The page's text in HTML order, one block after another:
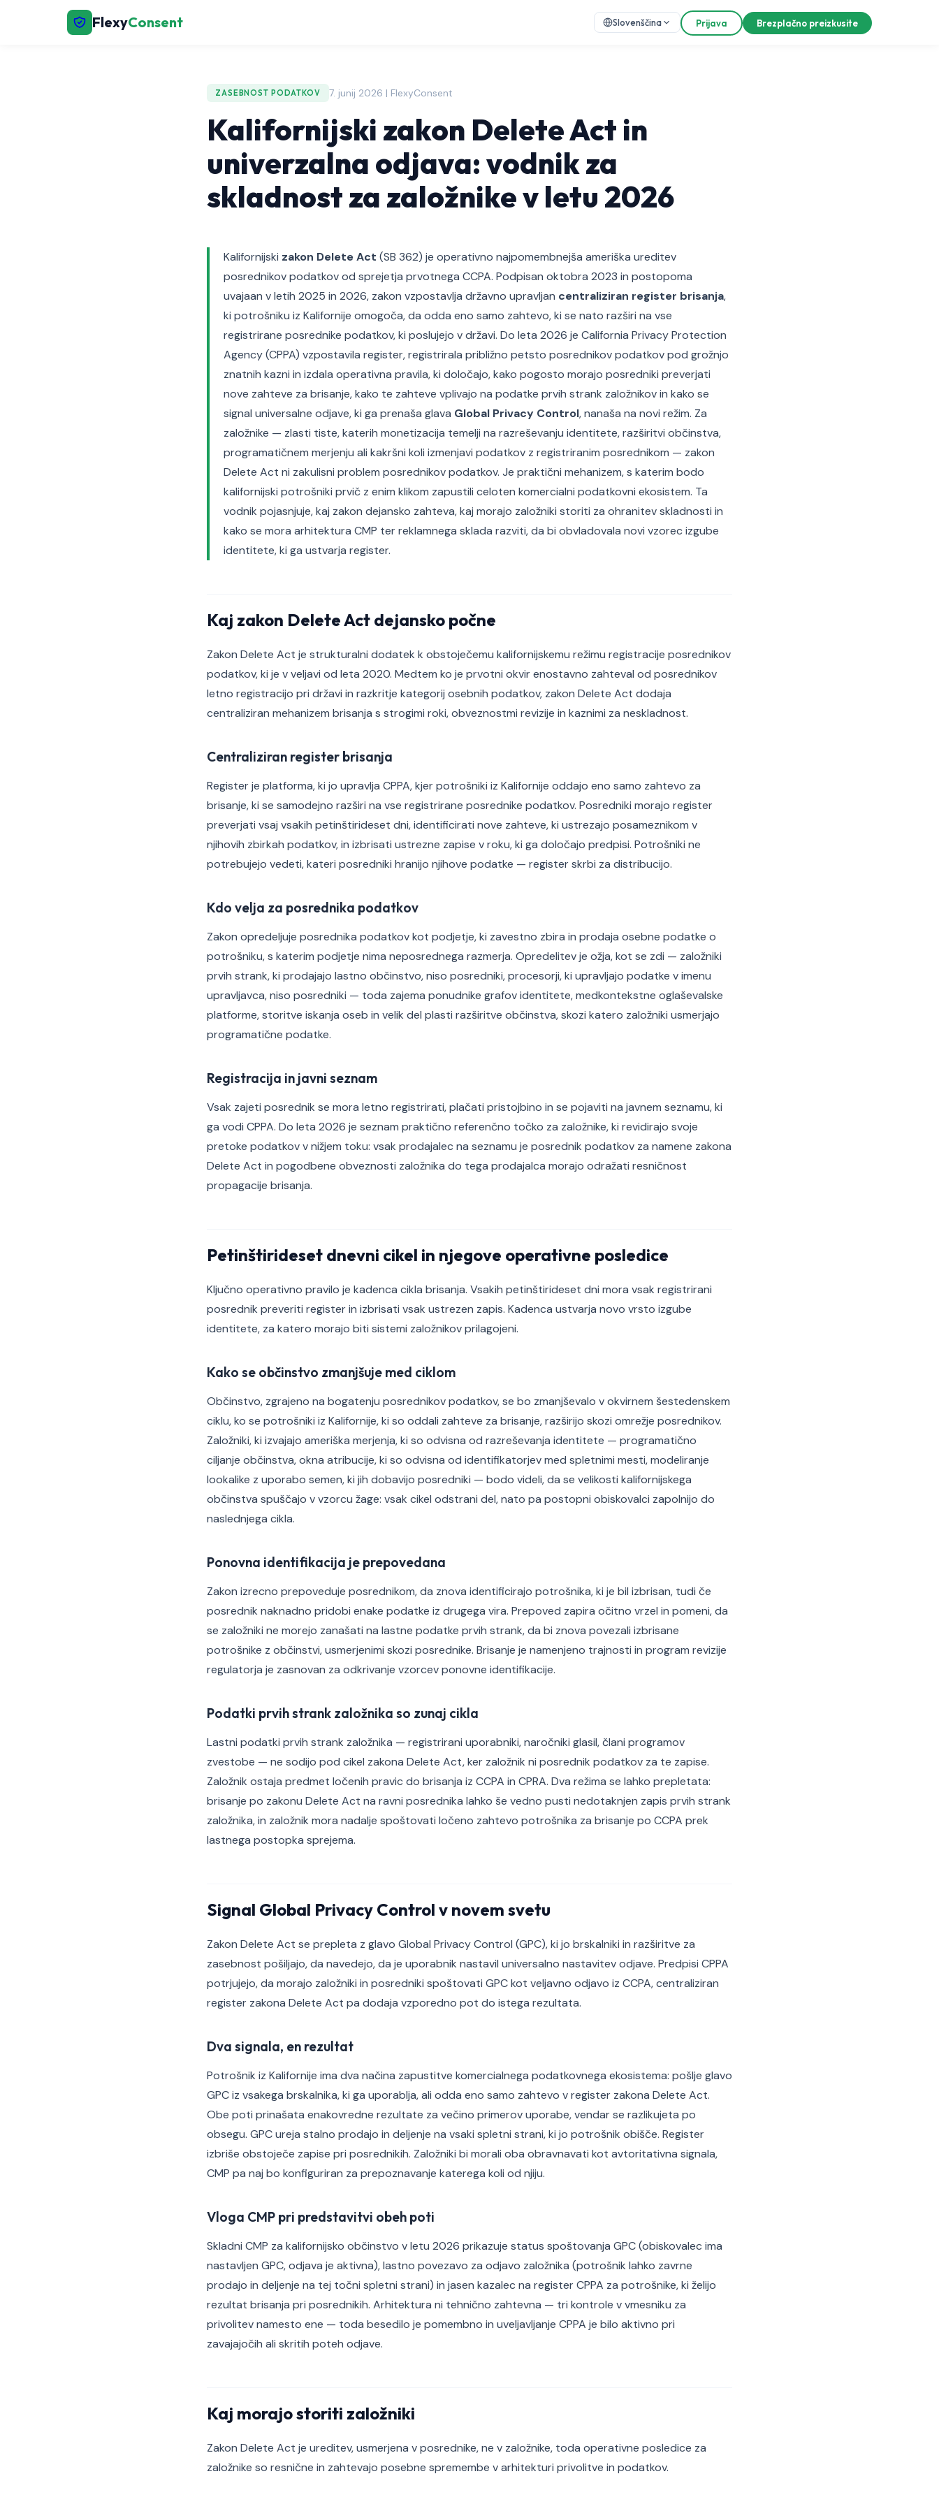
FlexyConsent Slovenščina Prijava Brezplačno preizkusite
ZASEBNOST PODATKOV 7. junij 2026 | FlexyConsent
Kalifornijski zakon Delete Act in
univerzalna odjava: vodnik za
skladnost za založnike v letu 2026
Kalifornijski zakon Delete Act (SB 362) je operativno najpomembnejša ameriška ureditev
posrednikov podatkov od sprejetja prvotnega CCPA. Podpisan oktobra 2023 in postopoma
uvajaan v letih 2025 in 2026, zakon vzpostavlja državno upravljan centraliziran register brisanja,
ki potrošniku iz Kalifornije omogoča, da odda eno samo zahtevo, ki se nato razširi na vse
registrirane posrednike podatkov, ki poslujejo v državi. Do leta 2026 je California Privacy Protection
Agency (CPPA) vzpostavila register, registrirala približno petsto posrednikov podatkov pod grožnjo
znatnih kazni in izdala operativna pravila, ki določajo, kako pogosto morajo posredniki preverjati
nove zahteve za brisanje, kako te zahteve vplivajo na podatke prvih strank založnikov in kako se
signal universalne odjave, ki ga prenaša glava Global Privacy Control, nanaša na novi režim. Za
založnike — zlasti tiste, katerih monetizacija temelji na razreševanju identitete, razširitvi občinstva,
programatičnem merjenju ali kakršni koli izmenjavi podatkov z registriranim posrednikom — zakon
Delete Act ni zakulisni problem posrednikov podatkov. Je praktični mehanizem, s katerim bodo
kalifornijski potrošniki prvič z enim klikom zapustili celoten komercialni podatkovni ekosistem. Ta
vodnik pojasnjuje, kaj zakon dejansko zahteva, kaj morajo založniki storiti za ohranitev skladnosti in
kako se mora arhitektura CMP ter reklamnega sklada razviti, da bi obvladovala novi vzorec izgube
identitete, ki ga ustvarja register.
Kaj zakon Delete Act dejansko počne
Zakon Delete Act je strukturalni dodatek k obstoječemu kalifornijskemu režimu registracije posrednikov
podatkov, ki je v veljavi od leta 2020. Medtem ko je prvotni okvir enostavno zahteval od posrednikov
letno registracijo pri državi in razkritje kategorij osebnih podatkov, zakon Delete Act dodaja
centraliziran mehanizem brisanja s strogimi roki, obveznostmi revizije in kaznimi za neskladnost.
Centraliziran register brisanja
Register je platforma, ki jo upravlja CPPA, kjer potrošniki iz Kalifornije oddajo eno samo zahtevo za
brisanje, ki se samodejno razširi na vse registrirane posrednike podatkov. Posredniki morajo register
preverjati vsaj vsakih petinštirideset dni, identificirati nove zahteve, ki ustrezajo posameznikom v
njihovih zbirkah podatkov, in izbrisati ustrezne zapise v roku, ki ga določajo predpisi. Potrošniki ne
potrebujejo vedeti, kateri posredniki hranijo njihove podatke — register skrbi za distribucijo.
Kdo velja za posrednika podatkov
Zakon opredeljuje posrednika podatkov kot podjetje, ki zavestno zbira in prodaja osebne podatke o
potrošniku, s katerim podjetje nima neposrednega razmerja. Opredelitev je ožja, kot se zdi — založniki
prvih strank, ki prodajajo lastno občinstvo, niso posredniki, procesorji, ki upravljajo podatke v imenu
upravljavca, niso posredniki — toda zajema ponudnike grafov identitete, medkontekstne oglaševalske
platforme, storitve iskanja oseb in velik del plasti razširitve občinstva, skozi katero založniki usmerjajo
programatične podatke.
Registracija in javni seznam
Vsak zajeti posrednik se mora letno registrirati, plačati pristojbino in se pojaviti na javnem seznamu, ki
ga vodi CPPA. Do leta 2026 je seznam praktično referenčno točko za založnike, ki revidirajo svoje
pretoke podatkov v nižjem toku: vsak prodajalec na seznamu je posrednik podatkov za namene zakona
Delete Act in pogodbene obveznosti založnika do tega prodajalca morajo odražati resničnost
propagacije brisanja.
Petinštirideset dnevni cikel in njegove operativne posledice
Ključno operativno pravilo je kadenca cikla brisanja. Vsakih petinštirideset dni mora vsak registrirani
posrednik preveriti register in izbrisati vsak ustrezen zapis. Kadenca ustvarja novo vrsto izgube
identitete, za katero morajo biti sistemi založnikov prilagojeni.
Kako se občinstvo zmanjšuje med ciklom
Občinstvo, zgrajeno na bogatenju posrednikov podatkov, se bo zmanjševalo v okvirnem šestedenskem
ciklu, ko se potrošniki iz Kalifornije, ki so oddali zahteve za brisanje, razširijo skozi omrežje posrednikov.
Založniki, ki izvajajo ameriška merjenja, ki so odvisna od razreševanja identitete — programatično
ciljanje občinstva, okna atribucije, ki so odvisna od identifikatorjev med spletnimi mesti, modeliranje
lookalike z uporabo semen, ki jih dobavijo posredniki — bodo videli, da se velikosti kalifornijskega
občinstva spuščajo v vzorcu žage: vsak cikel odstrani del, nato pa postopni obiskovalci zapolnijo do
naslednjega cikla.
Ponovna identifikacija je prepovedana
Zakon izrecno prepoveduje posrednikom, da znova identificirajo potrošnika, ki je bil izbrisan, tudi če
posrednik naknadno pridobi enake podatke iz drugega vira. Prepoved zapira očitno vrzel in pomeni, da
se založniki ne morejo zanašati na lastne podatke prvih strank, da bi znova povezali izbrisane
potrošnike z občinstvi, usmerjenimi skozi posrednike. Brisanje je namenjeno trajnosti in program revizije
regulatorja je zasnovan za odkrivanje vzorcev ponovne identifikacije.
Podatki prvih strank založnika so zunaj cikla
Lastni podatki prvih strank založnika — registrirani uporabniki, naročniki glasil, člani programov
zvestobe — ne sodijo pod cikel zakona Delete Act, ker založnik ni posrednik podatkov za te zapise.
Založnik ostaja predmet ločenih pravic do brisanja iz CCPA in CPRA. Dva režima se lahko prepletata:
brisanje po zakonu Delete Act na ravni posrednika lahko še vedno pusti nedotaknjen zapis prvih strank
založnika, in založnik mora nadalje spoštovati ločeno zahtevo potrošnika za brisanje po CCPA prek
lastnega postopka sprejema.
Signal Global Privacy Control v novem svetu
Zakon Delete Act se prepleta z glavo Global Privacy Control (GPC), ki jo brskalniki in razširitve za
zasebnost pošiljajo, da navedejo, da je uporabnik nastavil universalno nastavitev odjave. Predpisi CPPA
potrjujejo, da morajo založniki in posredniki spoštovati GPC kot veljavno odjavo iz CCPA, centraliziran
register zakona Delete Act pa dodaja vzporedno pot do istega rezultata.
Dva signala, en rezultat
Potrošnik iz Kalifornije ima dva načina zapustitve komercialnega podatkovnega ekosistema: pošlje glavo
GPC iz vsakega brskalnika, ki ga uporablja, ali odda eno samo zahtevo v register zakona Delete Act.
Obe poti prinašata enakovredne rezultate za večino primerov uporabe, vendar se razlikujeta po
obsegu. GPC ureja stalno prodajo in deljenje na vsaki spletni strani, ki jo potrošnik obišče. Register
izbriše obstoječe zapise pri posrednikih. Založniki bi morali oba obravnavati kot avtoritativna signala,
CMP pa naj bo konfiguriran za prepoznavanje katerega koli od njiju.
Vloga CMP pri predstavitvi obeh poti
Skladni CMP za kalifornijsko občinstvo v letu 2026 prikazuje status spoštovanja GPC (obiskovalec ima
nastavljen GPC, odjava je aktivna), lastno povezavo za odjavo založnika (potrošnik lahko zavrne
prodajo in deljenje na tej točni spletni strani) in jasen kazalec na register CPPA za potrošnike, ki želijo
rezultat brisanja pri posrednikih. Arhitektura ni tehnično zahtevna — tri kontrole v vmesniku za
privolitev namesto ene — toda besedilo je pomembno in uveljavljanje CPPA je bilo aktivno pri
zavajajočih ali skritih poteh odjave.
Kaj morajo storiti založniki
Zakon Delete Act je ureditev, usmerjena v posrednike, ne v založnike, toda operativne posledice za
založnike so resnične in zahtevajo posebne spremembe v arhitekturi privolitve in podatkov.